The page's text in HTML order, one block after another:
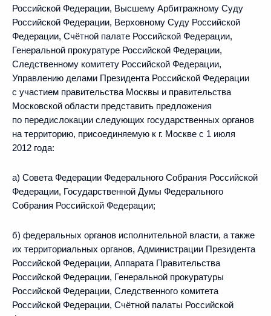
Российской Федерации, Высшему Арбитражному Суду
Российской Федерации, Верховному Суду Российской
Федерации, Счётной палате Российской Федерации,
Генеральной прокуратуре Российской Федерации,
Следственному комитету Российской Федерации,
Управлению делами Президента Российской Федерации
с участием правительства Москвы и правительства
Московской области представить предложения
по передислокации следующих государственных органов
на территорию, присоединяемую к г. Москве с 1 июля
2012 года:
а) Совета Федерации Федерального Собрания Российской
Федерации, Государственной Думы Федерального
Собрания Российской Федерации;
б) федеральных органов исполнительной власти, а также
их территориальных органов, Администрации Президента
Российской Федерации, Аппарата Правительства
Российской Федерации, Генеральной прокуратуры
Российской Федерации, Следственного комитета
Российской Федерации, Счётной палаты Российской